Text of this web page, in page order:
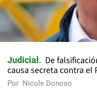
Judicial
De
causa secreta contra el
Por Nicole Donoso